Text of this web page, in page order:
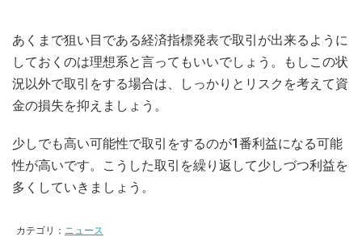
あくまで狙い目である経済指標発表で取引が出来るように
しておくのは理想系と言ってもいいでしょう。もしこの状
況以外で取引をする場合は、しっかりとリスクを考えて資
金の損失を抑えましょう。
少しでも高い可能性で取引をするのが1番利益になる可能
性が高いです。こうした取引を繰り返して少しづつ利益を
多くしていきましょう。
カテゴリ： ニュース